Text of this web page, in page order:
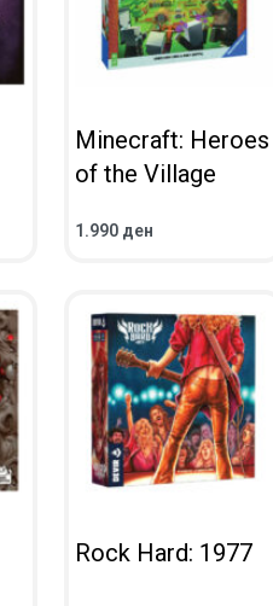
Minecraft: Heroes
of the Village
1.990 ден
ВО КОШНИЧКА
Rock Hard: 1977